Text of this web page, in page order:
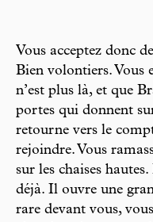
Vous acceptez donc
Bien volontiers. Vous
n’est plus là, et que
portes qui donnent
retourne vers le
rejoindre. Vous
sur les chaises
déjà. Il ouvre une
rare devant vous,